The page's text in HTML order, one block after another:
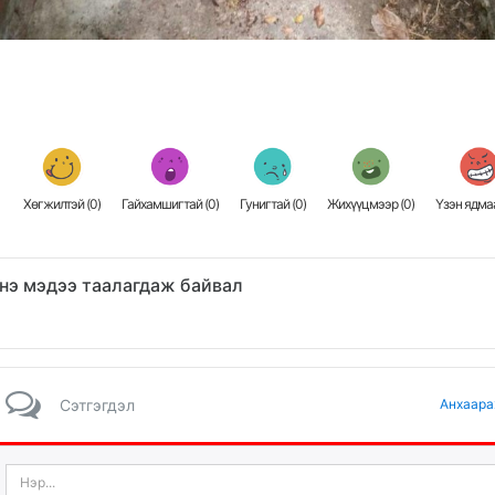
Хөгжилтэй (0) Гайхамшигтай (0) Гунигтай (0) Жихүүцмээр (0) Үзэн
мэдээ таалагдаж байвал
Сэтгэгдэл